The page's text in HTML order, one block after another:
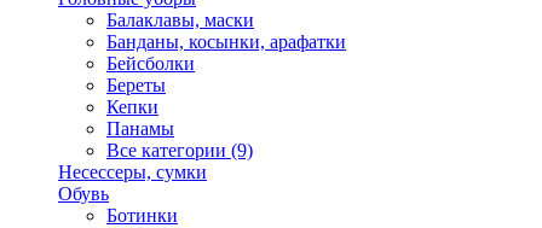
Балаклавы, маски
Банданы, косынки, арафатки
Бейсболки
Береты
Кепки
Панамы
Все категории (9)
Несессеры, сумки
Обувь
Ботинки